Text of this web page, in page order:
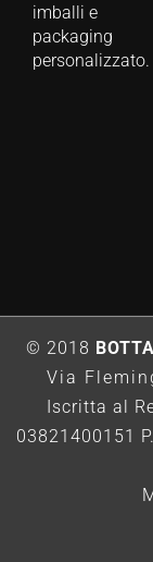
imballi e
packaging
personalizzato.
© 2018
Via
Iscritta al
03821400151